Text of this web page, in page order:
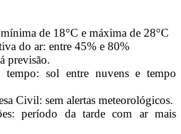
de 18°C e máxima de 28°C
do ar: entre 45% e 80%
previsão.
tempo: sol entre nuvens e tempo
Civil: sem alertas meteorológicos.
período da tarde com ar mais